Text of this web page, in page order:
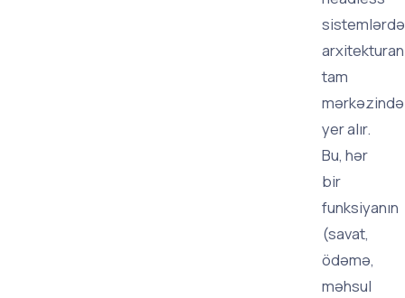
sistemlərdə
tam
mərkəzində
yer alır.
Bu, hər
bir
funksiyanın
(savat,
ödəmə,
məhsul